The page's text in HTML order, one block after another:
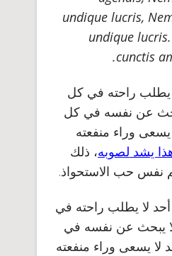
undique lucris,
undique
cunctis
يطلب راحته في كل
عن نفسه في كل
يسعى وراء منفعته
يشد لصوبه، ذلك
نفس حب الاستحواذ.
أحد لا يطلب راحته في
يبحث عن نفسه في
لا يسعى وراء منفعته